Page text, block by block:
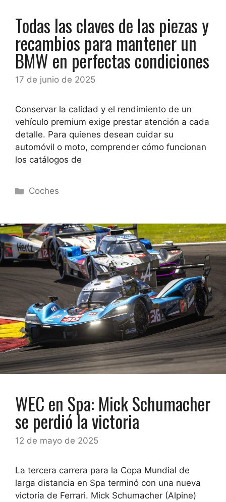
Todas las claves de las piezas y
recambios para mantener un
BMW en perfectas condiciones
17 de junio de 2025
Conservar la calidad y el rendimiento de un
vehículo premium exige prestar atención a cada
detalle. Para quienes desean cuidar su
automóvil o moto, comprender cómo funcionan
los catálogos de
Categorías
Coches
WEC en Spa: Mick Schumacher
se perdió la victoria
12 de mayo de 2025
La tercera carrera para la Copa Mundial de
larga distancia en Spa terminó con una nueva
victoria de Ferrari. Mick Schumacher (Alpine)